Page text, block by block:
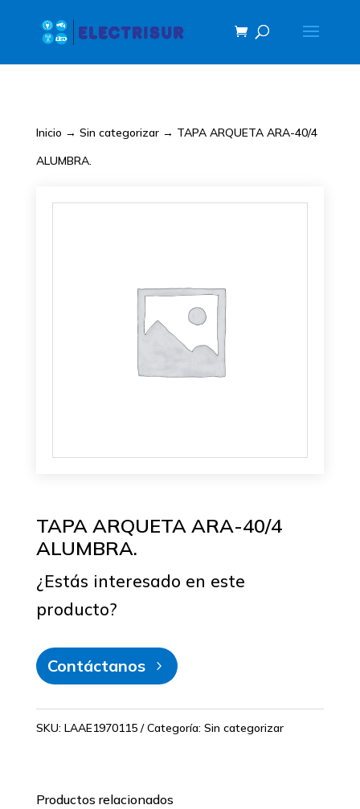
Inicio → Sin categorizar→ TAPA ARQUETA ARA-40/4
ALUMBRA.
TAPA ARQUETA ARA-40/4
ALUMBRA.
¿Estás interesado en este
producto?
Contáctanos
SKU: LAAE1970115 Categoría: Sin categorizar
Productos relacionados